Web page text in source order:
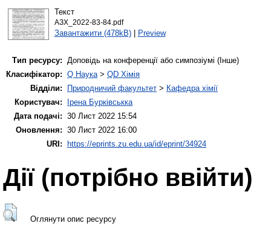
Текст
АЗХ_2022-83-84.pdf
Завантажити (478kB)| Preview
Тип ресурсу: Доповідь на конференції або симпозіумі (Інше)
Класифікатор: Q Наука> QD Хімія
Відділи:
Природничий факультет > Кафедра хімії
Користувач:
Ірена Бурківськка
Дата подачі: 30 Лист 2022 15:54
Оновлення: 30 Лист 2022 16:00
URI:
https://eprints.zu.edu.ua/id/eprint/34924
Дії ​​(потрібно ввійти)
Оглянути опис ресурсу